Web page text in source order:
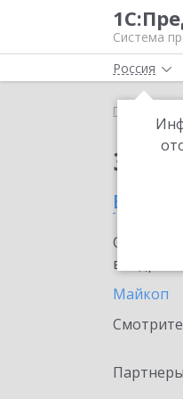
Система
Россия
Главная
в
Майкоп